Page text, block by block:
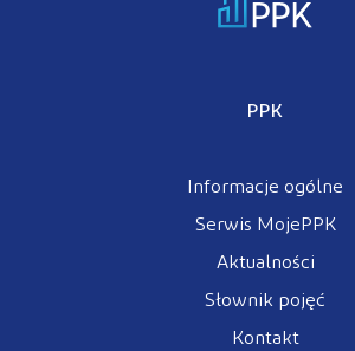
PPK
Informacje ogólne
Serwis MojePPK
Aktualności
Słownik pojęć
Kontakt